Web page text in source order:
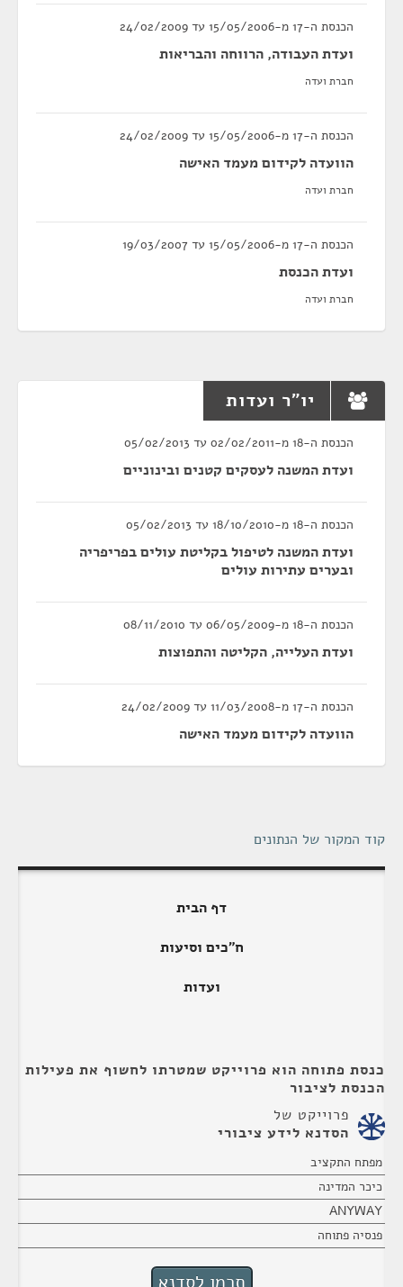
הכנסת ה-17 מ-15/05/2006 עד 24/02/2009
ועדת העבודה, הרווחה והבריאות
חברת ועדה
הכנסת ה-17 מ-15/05/2006 עד 24/02/2009
הוועדה לקידום מעמד האישה
חברת ועדה
הכנסת ה-17 מ-15/05/2006 עד 19/03/2007
ועדת הכנסת
חברת ועדה
יו"ר ועדות
הכנסת ה-18 מ-02/02/2011 עד 05/02/2013
ועדת המשנה לעסקים קטנים ובינוניים
הכנסת ה-18 מ-18/10/2010 עד 05/02/2013
ועדת המשנה לטיפול בקליטת עולים בפריפריה
ובערים עתירות עולים
הכנסת ה-18 מ-06/05/2009 עד 08/11/2010
ועדת העלייה, הקליטה והתפוצות
הכנסת ה-17 מ-11/03/2008 עד 24/02/2009
הוועדה לקידום מעמד האישה
קוד המקור של הנתונים
דף הבית
ח"כים וסיעות
ועדות
כנסת פתוחה הוא פרוייקט שמטרתו לחשוף את פעילות
הכנסת לציבור
פרוייקט של
הסדנא לידע ציבורי
מפתח התקציב
כיכר המדינה
ANYWAY
פנסיה פתוחה